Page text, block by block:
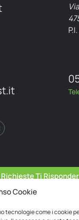
Cookie
tecnologie come i cookie
Ti